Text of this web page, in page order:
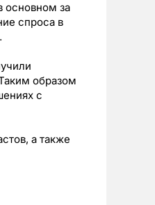
основном за
спроса в
образом
с
а также